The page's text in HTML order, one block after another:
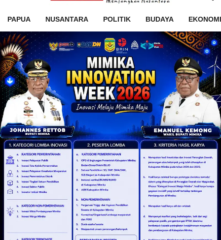
PAPUA NUSANTARA POLITIK BUDAYA EKONOMI